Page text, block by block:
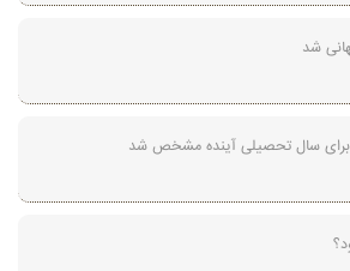
شد
برای سال تحصیلی آینده مشخص شد